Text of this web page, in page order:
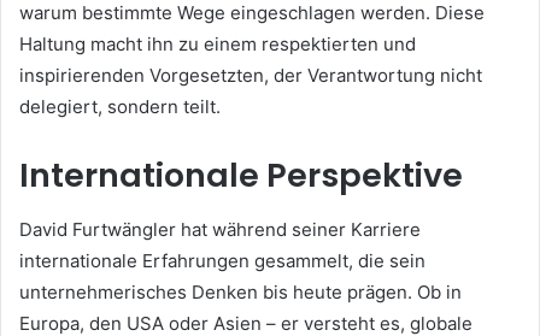
warum bestimmte Wege eingeschlagen werden. Diese
Haltung macht ihn zu einem respektierten und
inspirierenden Vorgesetzten, der Verantwortung nicht
delegiert, sondern teilt.
Internationale Perspektive
David Furtwängler hat während seiner Karriere
internationale Erfahrungen gesammelt, die sein
unternehmerisches Denken bis heute prägen. Ob in
Europa, den USA oder Asien – er versteht es, globale